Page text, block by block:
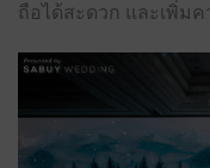
ถือได้สะดวก และเพิ่ม